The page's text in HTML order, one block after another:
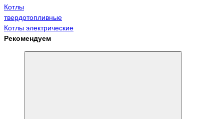
Котлы
твердотопливные
Котлы электрические
Рекомендуем